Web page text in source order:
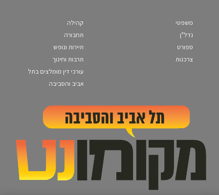
משפטי
נדל"ן
ספורט
צרכנות
קהילה
תחבורה
תיירות ונופש
תרבות וחינוך
עורכי דין מומלצים בתל
אביב והסביבה